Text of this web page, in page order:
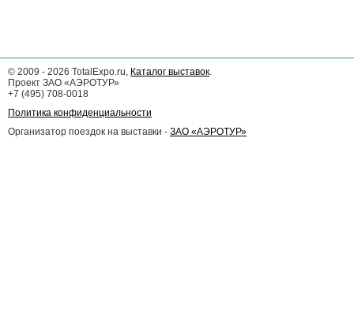
© 2009 - 2026 TotalExpo.ru, Каталог выставок.
Проект ЗАО «АЭРОТУР»
+7 (495) 708-0018
Политика конфиденциальности
Организатор поездок на выставки - ЗАО «АЭРОТУР»